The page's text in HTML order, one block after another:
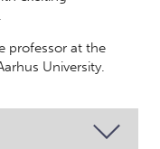
professor at the
University.